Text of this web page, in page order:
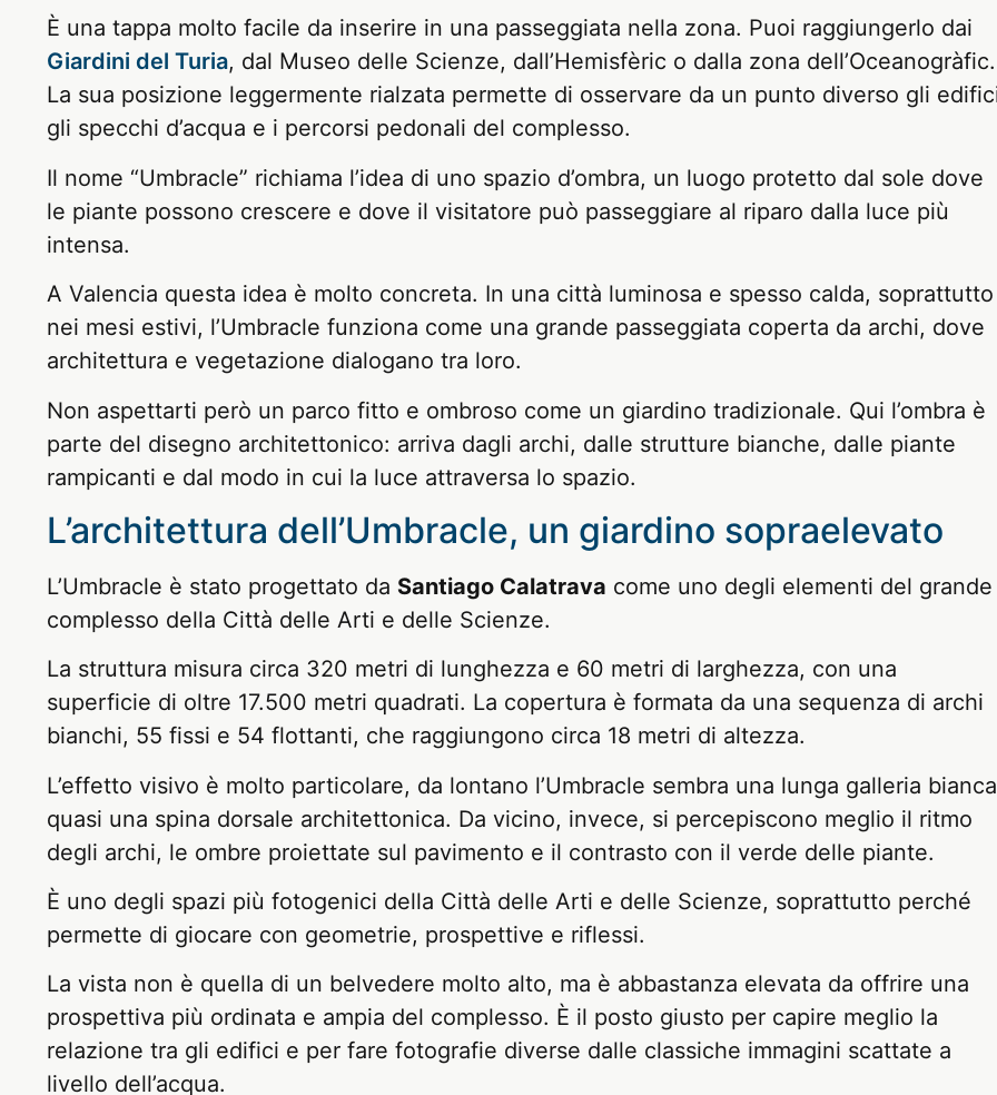
È una tappa molto facile da inserire in una passeggiata nella zona. Puoi raggiungerlo dai
Giardini del Turia, dal Museo delle Scienze, dall’Hemisfèric o dalla zona dell’Oceanogràfic.
La sua posizione leggermente rialzata permette di osservare da un punto diverso gli
gli specchi d’acqua e i percorsi pedonali del complesso.
Il nome “Umbracle” richiama l’idea di uno spazio d’ombra, un luogo protetto dal sole dove
le piante possono crescere e dove il visitatore può passeggiare al riparo dalla luce più
intensa.
A Valencia questa idea è molto concreta. In una città luminosa e spesso calda, soprattutto
nei mesi estivi, l’Umbracle funziona come una grande passeggiata coperta da archi, dove
architettura e vegetazione dialogano tra loro.
Non aspettarti però un parco fitto e ombroso come un giardino tradizionale. Qui l’ombra è
parte del disegno architettonico: arriva dagli archi, dalle strutture bianche, dalle piante
rampicanti e dal modo in cui la luce attraversa lo spazio.
L’architettura dell’Umbracle, un giardino sopraelevato
L’Umbracle è stato progettato da Santiago Calatrava come uno degli elementi del grande
complesso della Città delle Arti e delle Scienze.
La struttura misura circa 320 metri di lunghezza e 60 metri di larghezza, con una
superficie di oltre 17.500 metri quadrati. La copertura è formata da una sequenza di archi
bianchi, 55 fissi e 54 flottanti, che raggiungono circa 18 metri di altezza.
L’effetto visivo è molto particolare, da lontano l’Umbracle sembra una lunga galleria
quasi una spina dorsale architettonica. Da vicino, invece, si percepiscono meglio il ritmo
degli archi, le ombre proiettate sul pavimento e il contrasto con il verde delle piante.
È uno degli spazi più fotogenici della Città delle Arti e delle Scienze, soprattutto perché
permette di giocare con geometrie, prospettive e riflessi.
La vista non è quella di un belvedere molto alto, ma è abbastanza elevata da offrire una
prospettiva più ordinata e ampia del complesso. È il posto giusto per capire meglio la
relazione tra gli edifici e per fare fotografie diverse dalle classiche immagini scattate a
livello dell’acqua.